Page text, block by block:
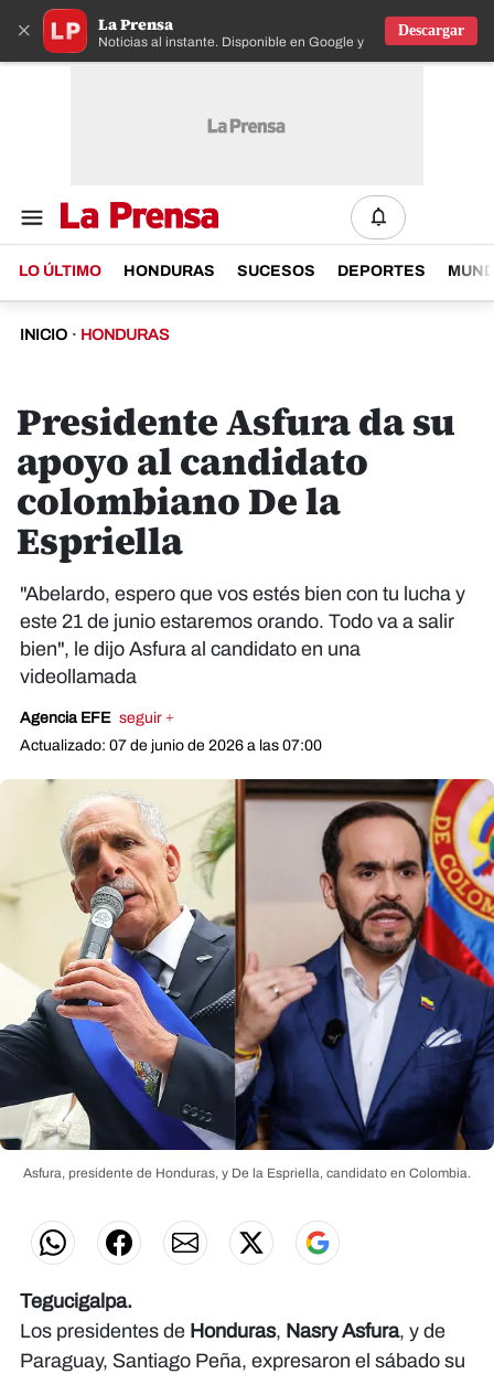
× La Prensa
Noticias al instante. Disponible en Google y IOS
Descargar
LO ÚLTIMO HONDURAS SUCESOS DEPORTES
INICIO · HONDURAS
Presidente Asfura da su
apoyo al candidato
colombiano De la
Espriella
"Abelardo, espero que vos estés bien con tu lucha y
este 21 de junio estaremos orando. Todo va a salir
bien", le dijo Asfura al candidato en una
videollamada
Agencia EFE seguir +
Actualizado: 07 de junio de 2026 a las 07:00
Asfura, presidente de Honduras, y De la Espriella, candidato en Colombia.
Tegucigalpa.
Los presidentes de Honduras, Nasry Asfura, y de
Paraguay, Santiago Peña, expresaron el sábado su